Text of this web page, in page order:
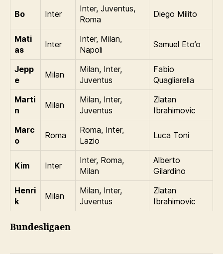
Bo Inter
Inter, Juventus,
Roma
Diego Milito
Mati
as
Inter
Inter, Milan,
Napoli
Samuel Eto’o
Jepp
e
Milan
Milan, Inter,
Juventus
Fabio
Quagliarella
Marti
n
Milan
Milan, Inter,
Juventus
Zlatan
Ibrahimovic
Marc
o
Roma
Roma, Inter,
Lazio
Luca Toni
Kim Inter
Inter, Roma,
Milan
Alberto
Gilardino
Henri
k
Milan
Milan, Inter,
Juventus
Zlatan
Ibrahimovic
Bundesligaen